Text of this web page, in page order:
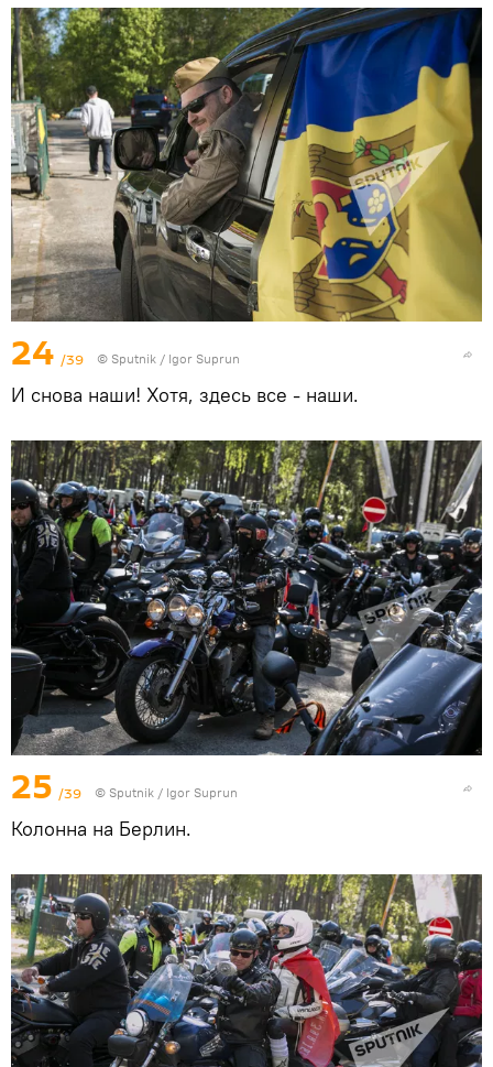
24 /39 © Sputnik / Igor Suprun
И снова наши! Хотя, здесь все - наши.
25 /39 © Sputnik / Igor Suprun
Колонна на Берлин.